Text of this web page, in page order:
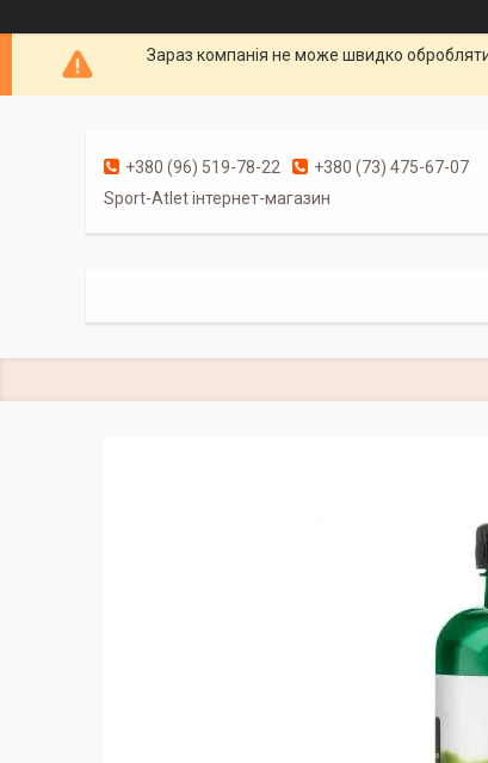
Зараз компанія не може швидко
+380 (96) 519-78-22
+380 (73) 475-67-07
Sport-Atlet інтернет-магазин